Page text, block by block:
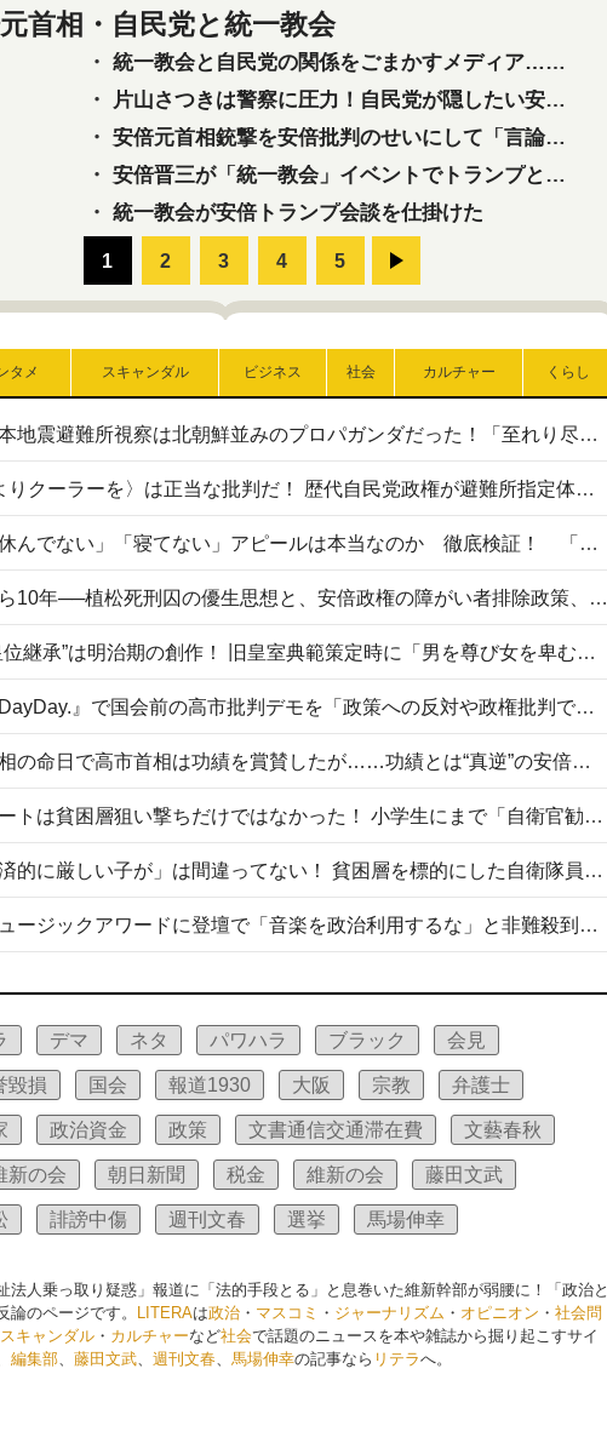
首相・自民党と統一教会
・ 統一教会と自民党の関係をごまかすメディア…民放は有田芳生に発言自粛を要求
・
片山さつきは警察に圧力！自民党が隠したい安倍元首相と統一教会の深い関係
・ 安倍元首相銃撃を安倍批判のせいにして「言論封殺」に利用する自民党応援団
・ 安倍晋三が「統一教会」イベントでトランプと演説！同性婚や夫婦別姓を攻撃
・ 統一教会が安倍トランプ会談を仕掛けた
タメ スキャンダル ビジネス 社会 カルチャー くらし
高市首相の熊本地震避難所視察は北朝鮮並みのプロパガンダだった！「至れり尽くせり」の選ばれた避難所の一方で実態は…
〈#ミサイルよりクーラーを〉は正当な批判だ！ 歴代自民党政権が避難所指定体育館へのエアコン設置を遅らせてきた客観的事実
高市首相の「休んでない」「寝てない」アピールは本当なのか 徹底検証！ 「資料読み込み」「アイロンがけ」も矛盾だらけ…
相模原事件から10年──植松死刑囚の優生思想と、安倍政権の障がい者排除政策、右派勢力の差別主義との関係を改めて問う
“男系男子の皇位継承”は明治期の創作！ 旧皇室典範策定時に「男を尊び女を卑むの慣習、人民の脳髄」とトンデモ論で女性天皇を否定
山里亮太が『DayDay.』で国会前の高市批判デモを「政策への反対や政権批判でない」と捻じ曲げ解説 デモ参加者から批判殺到
安倍晋三元首相の命日で高市首相は功績を賞賛したが……功績とは“真逆”の安倍元首相のトンデモ発言を振り返る
自衛隊リクルートは貧困層狙い撃ちだけではなかった！ 小学生にまで「自衛官勧誘」目的のパンフレット作成
「自衛隊は経済的に厳しい子が」は間違ってない！ 貧困層を標的にした自衛隊員募集、やす子、山上被告も…日本でも進む“経済的徴兵制”
高市首相がミュージックアワードに登壇で「音楽を政治利用するな」と非難殺到！ MAJの国策的本質を批判する声も
デマ ネタ パワハラ ブラック 会見
毀損 国会 報道1930 大阪 宗教 弁護士
政治資金 政策 文書通信交通滞在費 文藝春秋
新の会 朝日新聞 税金 維新の会 藤田文武
誹謗中傷 週刊文春 選挙 馬場伸幸
法人乗っ取り疑惑」報道に「法的手段とる」と息巻いた維新幹部が弱腰に！「政治と
論のページです。
LITERAは政治 ・ マスコミ ・ ジャーナリズム ・ オピニオン ・ 社会問
スキャンダル ・ カルチャーなど社会で話題のニュースを本や雑誌から掘り起こすサイ
編集部、 藤田文武、 週刊文春、 馬場伸幸の記事なら リテラへ。